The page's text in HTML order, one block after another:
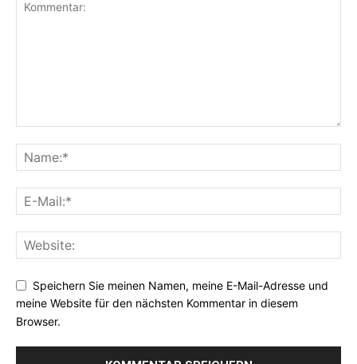
Speichern Sie meinen Namen, meine E-Mail-Adresse und
meine Website für den nächsten Kommentar in diesem
Browser.